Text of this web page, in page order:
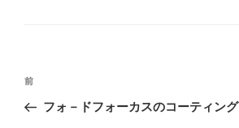
投
ナ
前
の
前
フォ－ドフォーカスのコーティング